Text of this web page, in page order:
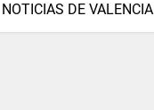
NOTICIAS DE VALENCIA